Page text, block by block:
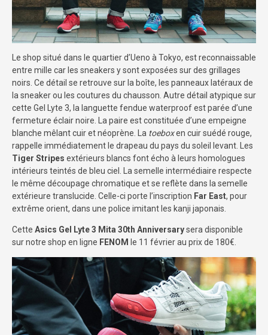
Le shop situé dans le quartier d’Ueno à Tokyo, est reconnaissable
entre mille car les sneakers y sont exposées sur des grillages
noirs. Ce détail se retrouve sur la boîte, les panneaux latéraux de
la sneaker ou les coutures du chausson. Autre détail atypique sur
cette Gel Lyte 3, la languette fendue waterproof est parée d’une
fermeture éclair noire. La paire est constituée d’une empeigne
blanche mêlant cuir et néoprène. La toeboxen cuir suédé rouge,
rappelle immédiatement le drapeau du pays du soleil levant. Les
Tiger Stripes extérieurs blancs font écho à leurs homologues
intérieurs teintés de bleu ciel. La semelle intermédiaire respecte
le même découpage chromatique et se reflète dans la semelle
extérieure translucide. Celle-ci porte l’inscription Far East, pour
extrême orient, dans une police imitant les kanji japonais.
Cette Asics Gel Lyte 3 Mita 30th Anniversarysera disponible
sur notre shop en ligne FENOM le 11 février au prix de 180€.